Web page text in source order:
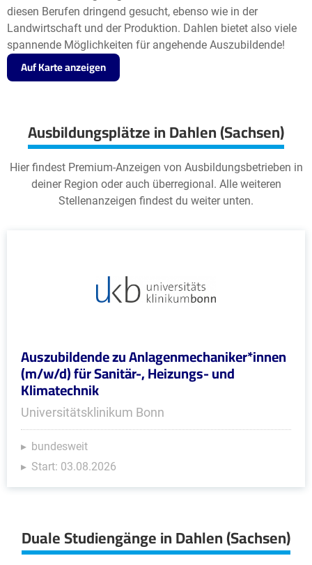
diesen Berufen dringend gesucht, ebenso wie in der
Landwirtschaft und der Produktion. Dahlen bietet also viele
spannende Möglichkeiten für angehende Auszubildende!
Auf Karte anzeigen
Ausbildungsplätze in Dahlen (Sachsen)
Hier findest Premium-Anzeigen von Ausbildungsbetrieben in
deiner Region oder auch überregional. Alle weiteren
Stellenanzeigen findest du weiter unten.
Auszubildende zu Anlagenmechaniker*innen
(m/w/d) für Sanitär-, Heizungs- und
Klimatechnik
Universitätsklinikum Bonn
bundesweit
Start: 03.08.2026
Duale Studiengänge in Dahlen (Sachsen)